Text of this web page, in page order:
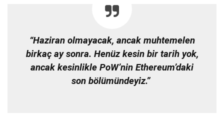
“Haziran olmayacak, ancak muhtemelen
birkaç ay sonra. Henüz kesin bir tarih yok,
ancak kesinlikle PoW’nin Ethereum’daki
son bölümündeyiz.”